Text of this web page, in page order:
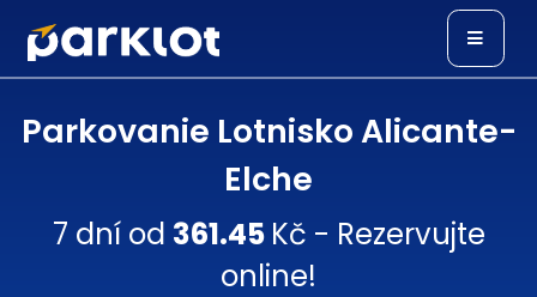
Parkovanie Lotnisko Alicante-
Elche
7 dní od 361.45 Kč - Rezervujte
online!